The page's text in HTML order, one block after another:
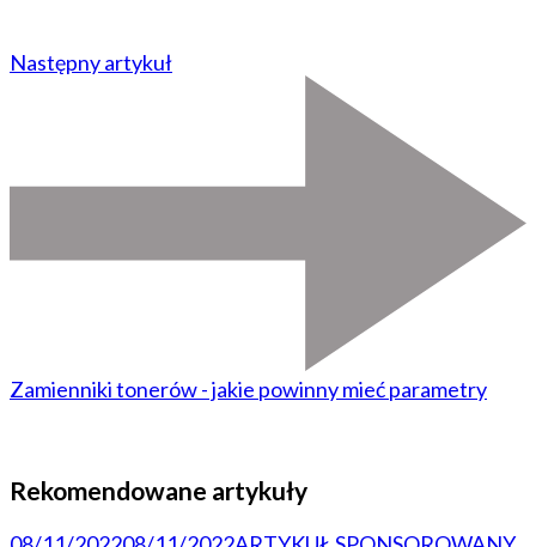
Następny artykuł
Zamienniki tonerów - jakie powinny mieć parametry
Rekomendowane artykuły